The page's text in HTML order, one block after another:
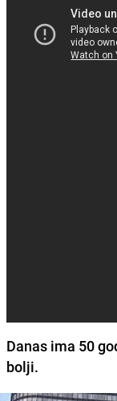
Danas ima 50
bolji.